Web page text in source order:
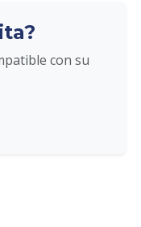
con su